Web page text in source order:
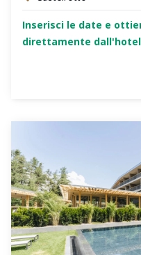
Inserisci le date e
direttamente dall'hotel